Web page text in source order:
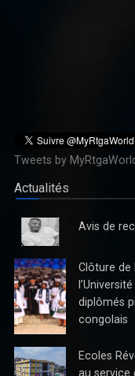
Tweets by
Actualités
Avis de
Clôture de
diplômés
congolais
Ecoles
au service